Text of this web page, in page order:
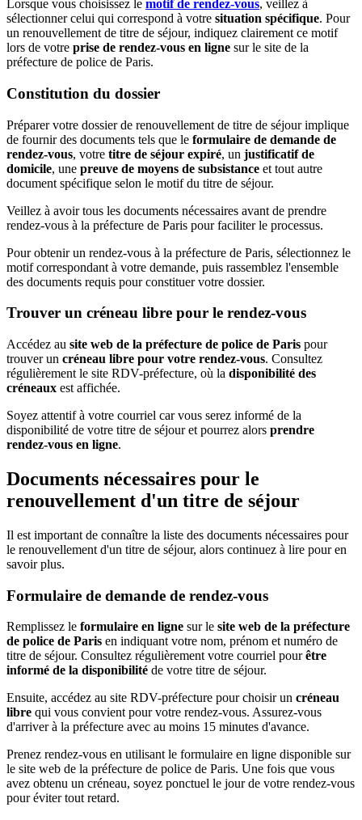
Lorsque vous choisissez le motif de rendez-vous, veillez à
sélectionner celui qui correspond à votre situation spécifique. Pour
un renouvellement de titre de séjour, indiquez clairement ce motif
lors de votre prise de rendez-vous en ligne sur le site de la
préfecture de police de Paris.
Constitution du dossier
Préparer votre dossier de renouvellement de titre de séjour implique
de fournir des documents tels que le formulaire de demande de
rendez-vous, votre titre de séjour expiré, un justificatif de
domicile, une preuve de moyens de subsistance et tout autre
document spécifique selon le motif du titre de séjour.
Veillez à avoir tous les documents nécessaires avant de prendre
rendez-vous à la préfecture de Paris pour faciliter le processus.
Pour obtenir un rendez-vous à la préfecture de Paris, sélectionnez le
motif correspondant à votre demande, puis rassemblez l'ensemble
des documents requis pour constituer votre dossier.
Trouver un créneau libre pour le rendez-vous
Accédez au site web de la préfecture de police de Paris pour
trouver un créneau libre pour votre rendez-vous. Consultez
régulièrement le site RDV-préfecture, où la disponibilité des
créneaux est affichée.
Soyez attentif à votre courriel car vous serez informé de la
disponibilité de votre titre de séjour et pourrez alors prendre
rendez-vous en ligne.
Documents nécessaires pour le
renouvellement d'un titre de séjour
Il est important de connaître la liste des documents nécessaires pour
le renouvellement d'un titre de séjour, alors continuez à lire pour en
savoir plus.
Formulaire de demande de rendez-vous
Remplissez le formulaire en ligne sur le site web de la préfecture
de police de Paris en indiquant votre nom, prénom et numéro de
titre de séjour. Consultez régulièrement votre courriel pourêtre
informé de la disponibilité de votre titre de séjour.
Ensuite, accédez au site RDV-préfecture pour choisir un créneau
libre qui vous convient pour votre rendez-vous. Assurez-vous
d'arriver à la préfecture avec au moins 15 minutes d'avance.
Prenez rendez-vous en utilisant le formulaire en ligne disponible sur
le site web de la préfecture de police de Paris. Une fois que vous
avez obtenu un créneau, soyez ponctuel le jour de votre rendez-vous
pour éviter tout retard.